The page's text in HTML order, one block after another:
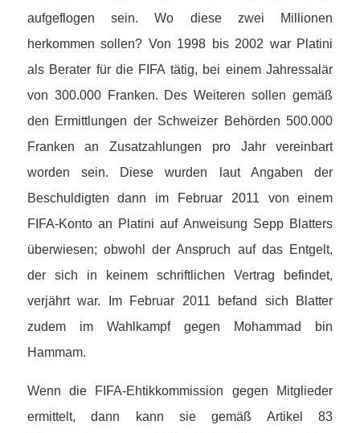
aufgeflogen sein. Wo diese zwei Millionen
herkommen sollen? Von 1998 bis 2002 war Platini
als Berater für die FIFA tätig, bei einem Jahressalär
von 300.000 Franken. Des Weiteren sollen gemäß
den Ermittlungen der Schweizer Behörden 500.000
Franken an Zusatzahlungen pro Jahr vereinbart
worden sein. Diese wurden laut Angaben der
Beschuldigten dann im Februar 2011 von einem
FIFA-Konto an Platini auf Anweisung Sepp Blatters
überwiesen; obwohl der Anspruch auf das Entgelt,
der sich in keinem schriftlichen Vertrag befindet,
verjährt war. Im Februar 2011 befand sich Blatter
zudem im Wahlkampf gegen Mohammad bin
Hammam.
Wenn die FIFA-Ehtikkommission gegen Mitglieder
ermittelt, dann kann sie gemäß Artikel 83